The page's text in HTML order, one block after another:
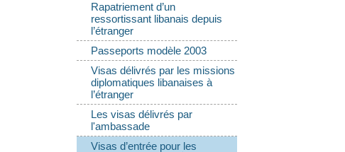
Rapatriement d’un
ressortissant libanais depuis
l’étranger
Passeports modèle 2003
Visas délivrés par les missions
diplomatiques libanaises à
l’étranger
Les visas délivrés par
l'ambassade
Visas d’entrée pour les